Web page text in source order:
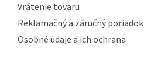
Vrátenie tovaru
Reklamačný a záručný poriadok
Osobné údaje a ich ochrana